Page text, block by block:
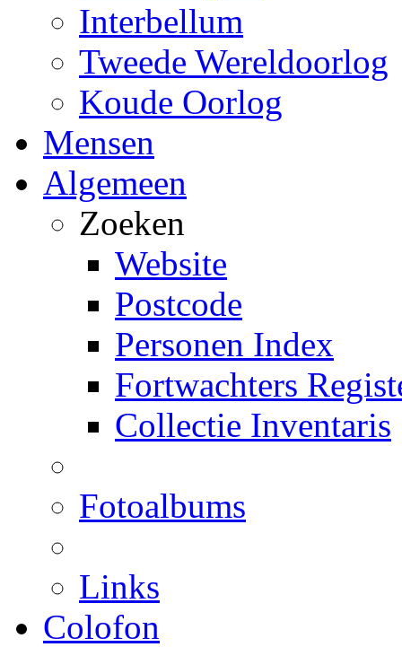
Interbellum
Tweede Wereldoorlog
Koude Oorlog
Mensen
Algemeen
Zoeken
Website
Postcode
Personen Index
Fortwachters
Collectie Inventaris
Fotoalbums
Links
Colofon